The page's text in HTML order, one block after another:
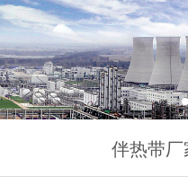
伴热带